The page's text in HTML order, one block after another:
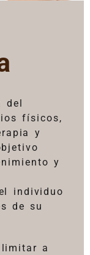
del
físicos,
y
y
individuo
de su
a